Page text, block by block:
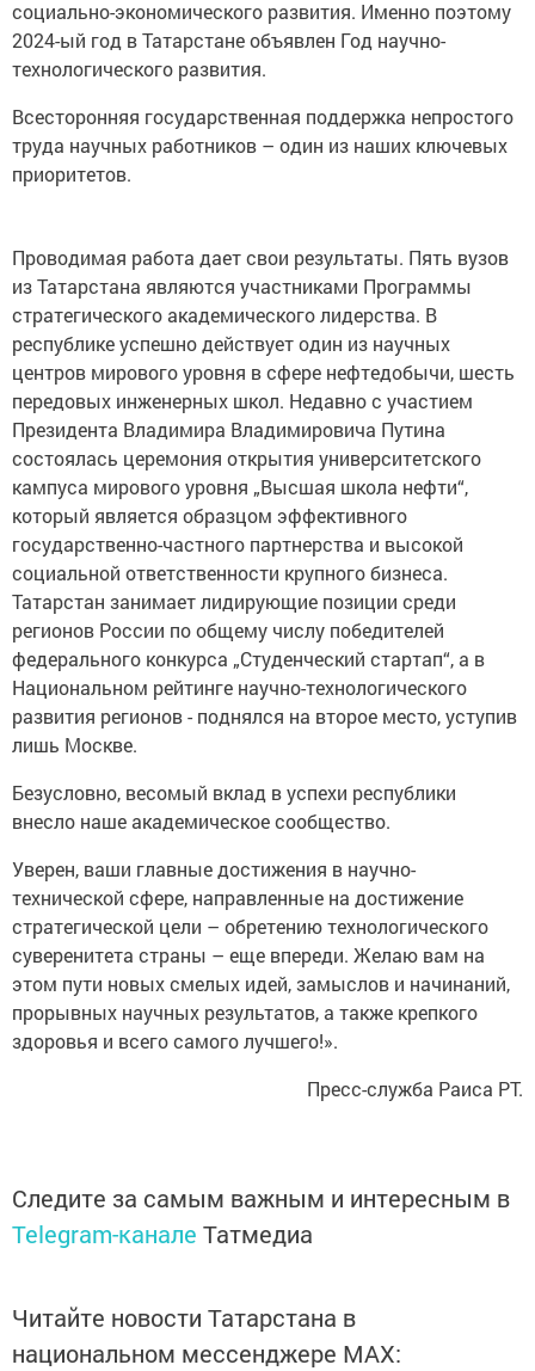
социально-экономического развития. Именно поэтому
2024-ый год в Татарстане объявлен Год научно-
технологического развития.
Всесторонняя государственная поддержка непростого
труда научных работников – один из наших ключевых
приоритетов.
Проводимая работа дает свои результаты. Пять вузов
из Татарстана являются участниками Программы
стратегического академического лидерства. В
республике успешно действует один из научных
центров мирового уровня в сфере нефтедобычи, шесть
передовых инженерных школ. Недавно с участием
Президента Владимира Владимировича Путина
состоялась церемония открытия университетского
кампуса мирового уровня „Высшая школа нефти“,
который является образцом эффективного
государственно-частного партнерства и высокой
социальной ответственности крупного бизнеса.
Татарстан занимает лидирующие позиции среди
регионов России по общему числу победителей
федерального конкурса „Студенческий стартап“, а в
Национальном рейтинге научно-технологического
развития регионов - поднялся на второе место, уступив
лишь Москве.
Безусловно, весомый вклад в успехи республики
внесло наше академическое сообщество.
Уверен, ваши главные достижения в научно-
технической сфере, направленные на достижение
стратегической цели – обретению технологического
суверенитета страны – еще впереди. Желаю вам на
этом пути новых смелых идей, замыслов и начинаний,
прорывных научных результатов, а также крепкого
здоровья и всего самого лучшего!».
Пресс-служба Раиса РТ.
Следите за самым важным и интересным в
Telegram-канале Татмедиа
Читайте новости Татарстана в
национальном мессенджере MАХ: